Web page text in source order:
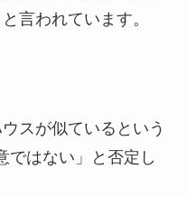
と言われています。
スが似ているという
ではない」と否定し